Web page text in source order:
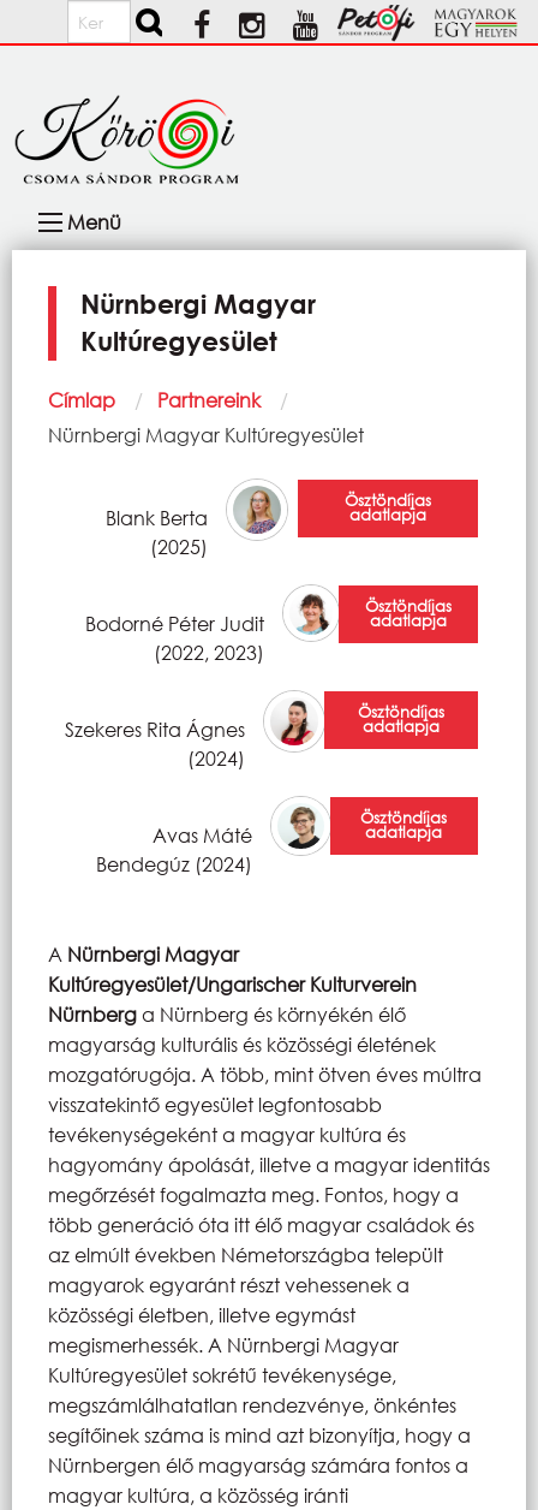
Ugrás a tartalomra
Keresés
navigáció
Menü
Nürnbergi Magyar
Kultúregyesület
Morzsa
Címlap
Partnereink
Current:
Nürnbergi Magyar Kultúregyesület
Blank Berta
(2025)
Ösztöndíjas
adatlapja
Bodorné Péter Judit
(2022, 2023)
Ösztöndíjas
adatlapja
Szekeres Rita Ágnes
(2024)
Ösztöndíjas
adatlapja
Avas Máté
Bendegúz (2024)
Ösztöndíjas
adatlapja
A Nürnbergi Magyar
Kultúregyesület/Ungarischer Kulturverein
Nürnberga Nürnberg és környékén élő
magyarság kulturális és közösségi életének
mozgatórugója. A több, mint ötven éves múltra
visszatekintő egyesület legfontosabb
tevékenységeként a magyar kultúra és
hagyomány ápolását, illetve a magyar identitás
megőrzését fogalmazta meg. Fontos, hogy a
több generáció óta itt élő magyar családok és
az elmúlt években Németországba települt
magyarok egyaránt részt vehessenek a
közösségi életben, illetve egymást
megismerhessék. A Nürnbergi Magyar
Kultúregyesület sokrétű tevékenysége,
megszámlálhatatlan rendezvénye, önkéntes
segítőinek száma is mind azt bizonyítja, hogy a
Nürnbergen élő magyarság számára fontos a
magyar kultúra, a közösség iránti